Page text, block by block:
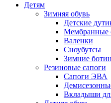
Детям
Зимняя обувь
Детские
Мембранные
Валенки
Сноубутсы
Зимние
Резиновые сапоги
Сапоги ЭВА
Вкладыши